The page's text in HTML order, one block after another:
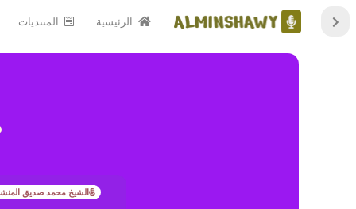
الرئيسية المنتديات
الشيخ محمد صديق